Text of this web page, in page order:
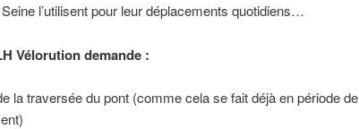
l’utilisent pour leur déplacements quotidiens…
Vélorution demande :
la traversée du pont (comme cela se fait déjà en période de